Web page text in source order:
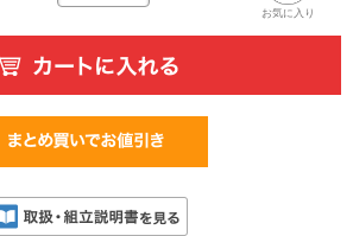
お気に入り